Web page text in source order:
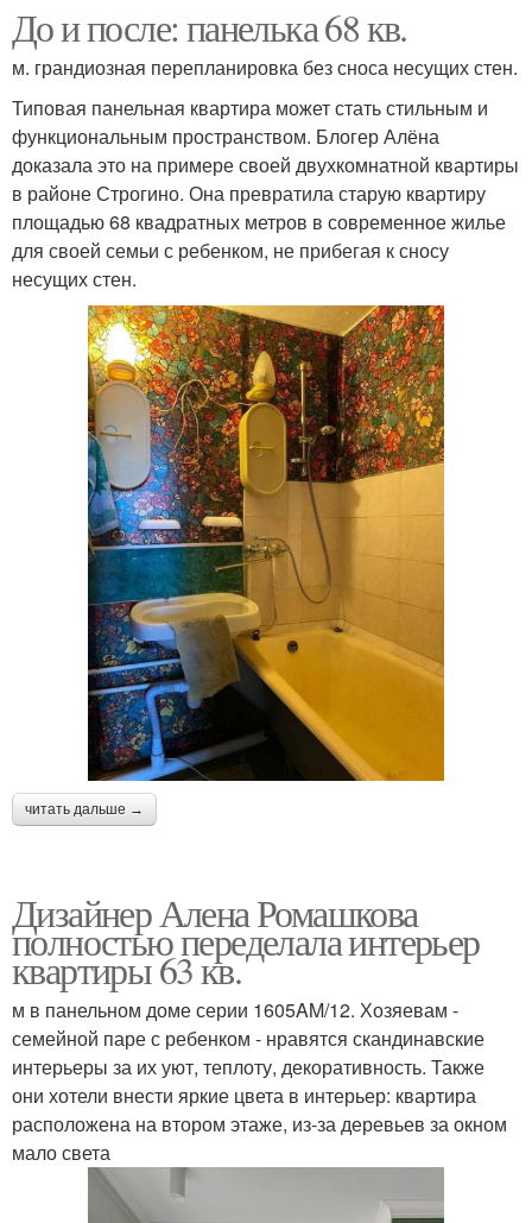
До и после: панелька 68 кв.
м. грандиозная перепланировка без сноса несущих стен.
Типовая панельная квартира может стать стильным и
функциональным пространством. Блогер Алёна
доказала это на примере своей двухкомнатной квартиры
в районе Строгино. Она превратила старую квартиру
площадью 68 квадратных метров в современное жилье
для своей семьи с ребенком, не прибегая к сносу
несущих стен.
читать дальше →
Дизайнер Алена Ромашкова
полностью переделала интерьер
квартиры 63 кв.
м в панельном доме серии 1605AM/12. Хозяевам -
семейной паре с ребенком - нравятся скандинавские
интерьеры за их уют, теплоту, декоративность. Также
они хотели внести яркие цвета в интерьер: квартира
расположена на втором этаже, из-за деревьев за окном
мало света